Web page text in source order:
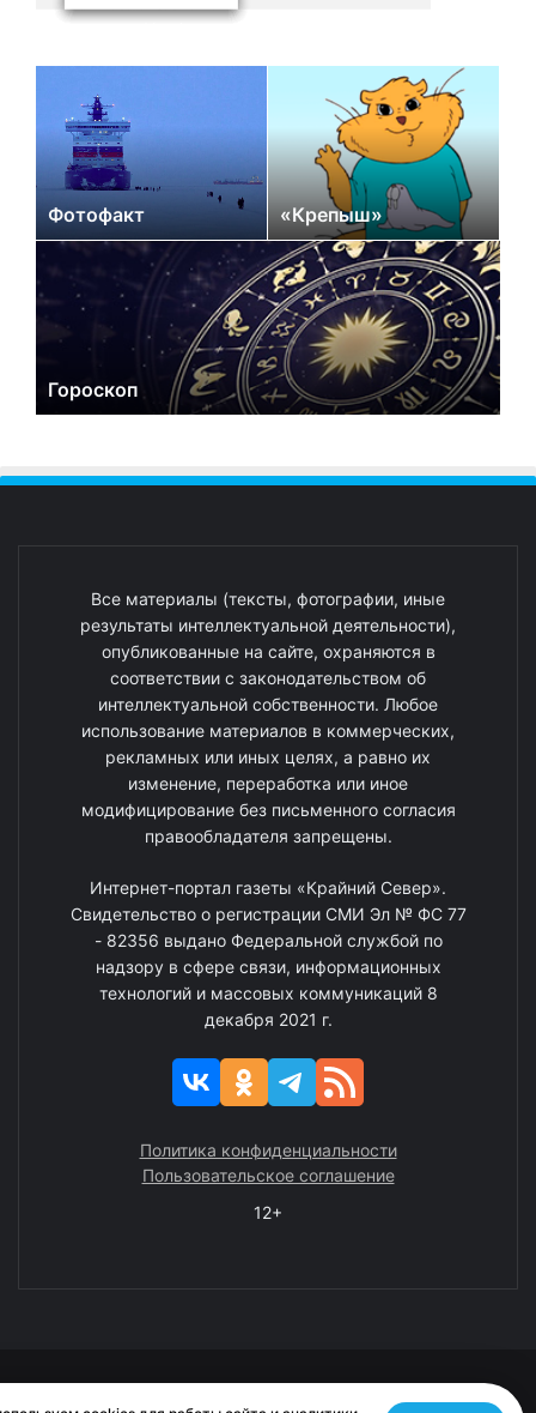
Фотофакт «Крепыш»
Гороскоп
Все материалы (тексты, фотографии, иные
результаты интеллектуальной деятельности),
опубликованные на сайте, охраняются в
соответствии с законодательством об
интеллектуальной собственности. Любое
использование материалов в коммерческих,
рекламных или иных целях, а равно их
изменение, переработка или иное
модифицирование без письменного согласия
правообладателя запрещены.
Интернет-портал газеты «Крайний Север».
Свидетельство о регистрации СМИ Эл № ФС 77
- 82356 выдано Федеральной службой по
надзору в сфере связи, информационных
технологий и массовых коммуникаций 8
декабря 2021 г.
Политика конфиденциальности
Пользовательское соглашение
12+